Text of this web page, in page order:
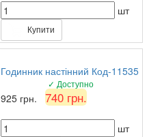
шт
Купити
Годинник настінний Код-11535
✓ Доступно
925 грн. 740 грн.
шт